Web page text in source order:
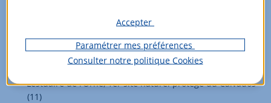
7e ville de France la + verte (15)
Forêt de Grimbosq : 450 ha à 15 km de Caen (2)
1 jardin botanique à Caen (2)
L’estuaire de l’Orne, 1er site naturel protégé du Calvados
(11)
Accepter
Paramétrer mes préférences
Consulter notre politique Cookies